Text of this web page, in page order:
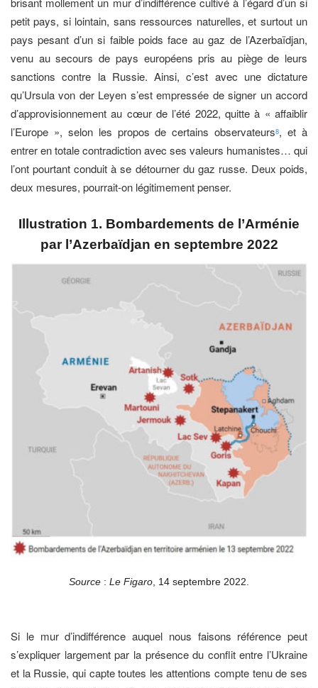
petit pays, si lointain, sans ressources naturelles, et surtout un
pays pesant d’un si faible poids face au gaz de l’Azerbaïdjan,
venu au secours de pays européens pris au piège de leurs
sanctions contre la Russie. Ainsi, c’est avec une dictature
qu’Ursula von der Leyen s’est empressée de signer un accord
d’approvisionnement au cœur de l’été 2022, quitte à « affaiblir
l’Europe », selon les propos de certains observateurs8, et à
entrer en totale contradiction avec ses valeurs humanistes… qui
l’ont pourtant conduit à se détourner du gaz russe. Deux poids,
deux mesures, pourrait-on légitimement penser.
Illustration 1. Bombardements de l’Arménie
par l’Azerbaïdjan en septembre 2022
Source : Le Figaro , 14 septembre 2022.
Si le mur d’indifférence auquel nous faisons référence peut
s’expliquer largement par la présence du conflit entre l’Ukraine
et la Russie, qui capte toutes les attentions compte tenu de ses